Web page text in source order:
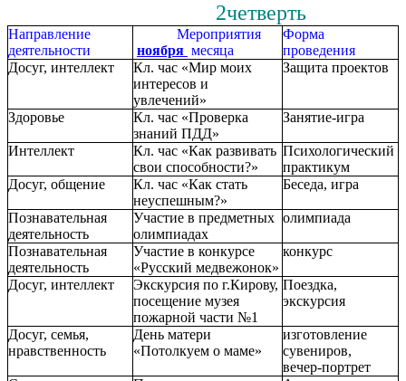
2четверть
Направление
деятельности
Мероприятия
ноября месяца
Форма
проведения
Досуг, интеллект
Кл. час «Мир моих
интересов и
увлечений»
Защита проектов
Здоровье
Кл. час «Проверка
знаний ПДД»
Занятие-игра
Интеллект
Кл. час «Как развивать
свои способности?»
Психологический
практикум
Досуг, общение
Кл. час «Как стать
неуспешным?»
Беседа, игра
Познавательная
деятельность
Участие в предметных
олимпиадах
олимпиада
Познавательная
деятельность
Участие в конкурсе
«Русский медвежонок»
конкурс
Досуг, интеллект
Экскурсия по г.Кирову,
посещение музея
пожарной части №1
Поездка,
экскурсия
Досуг, семья,
нравственность
День матери
«Потолкуем о маме»
изготовление
сувениров,
вечер-портрет